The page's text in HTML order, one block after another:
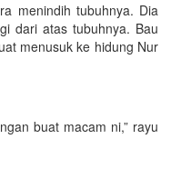
menindih tubuhnya. Dia
dari atas tubuhnya. Bau
menusuk ke hidung Nur
buat macam ni,” rayu